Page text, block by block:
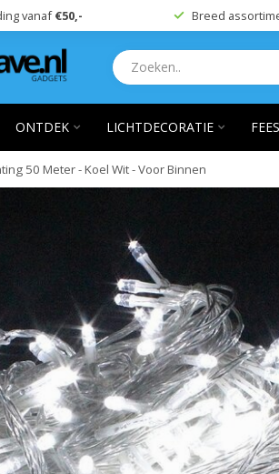
vanaf€50,- Breed
ONTDEK LICHTDECORATIE
50 Meter - Koel Wit - Voor Binnen